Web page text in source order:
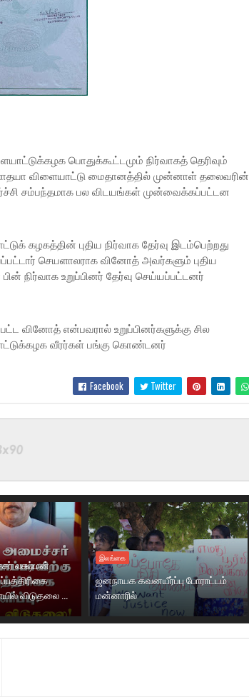
பொதுக்கூட்டமும் நிர்வாகத் தெரிவும்
விளையாட்டு மைதானத்தில் முன்னாள் தலைவரின்
சம்பந்தமாக பல விடயங்கள் முன்வைக்கப்பட்டன
புதிய நிர்வாக தேர்வு இடம்பெற்றது
செயளாலராக வினோத் அவர்களும் புதிய
நிர்வாக உறுப்பினர் தேர்வு செய்யப்பட்டனர்
வினோத் என்பவரால் உறுப்பினர்களுக்கு சில
வீரர்கள் பங்கு கொண்டனர்
Facebook Twitter
லக்ஷ்மன்
விடுதலை ...
இலங்கை
ஜனநாயக கவனயீர்ப்பு போராட்டம்
மன்னாரில்